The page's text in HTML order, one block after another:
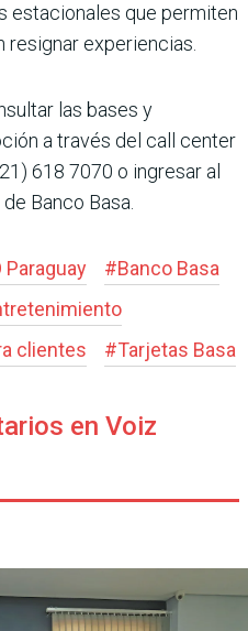
estacionales que permiten
experiencias.
las bases y
a través del call center
618 7070 o ingresar al
Banco Basa.
Paraguay #Banco Basa
clientes #Tarjetas Basa
en Voiz